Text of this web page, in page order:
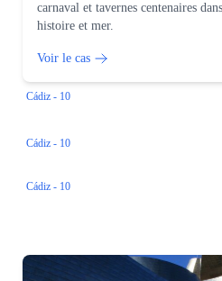
carnaval et tavernes centenaires
histoire et mer.
Voir le cas
Cádiz - 10
Cádiz - 10
Cádiz - 10